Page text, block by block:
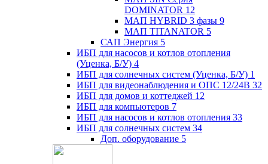
DOMINATOR 12
МАП HYBRID 3 фазы 9
МАП TITANATOR 5
САП Энергия 5
ИБП для насосов и котлов отопления
(Уценка, Б/У) 4
ИБП для солнечных систем (Уценка, Б/У) 1
ИБП для видеонаблюдения и ОПС 12/24В 32
ИБП для домов и коттеджей 12
ИБП для компьютеров 7
ИБП для насосов и котлов отопления 33
ИБП для солнечных систем 34
Доп. оборудование 5